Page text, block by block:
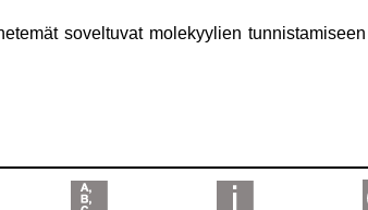
soveltuvat molekyylien